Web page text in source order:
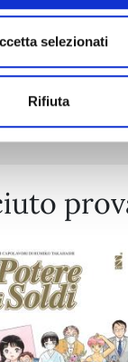
selezionati
Rifiuta